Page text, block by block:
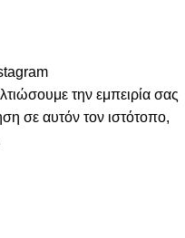
την εμπειρία σας
σε αυτόν τον ιστότοπο,